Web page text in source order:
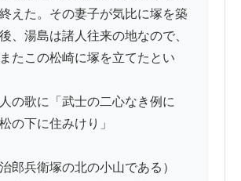
えた。その妻子が気比に塚を築
、湯島は諸人往来の地なので、
たこの松崎に塚を立てたとい
の歌に「武士の二心なき例に
の下に住みけり」
郎兵衛塚の北の小山である）